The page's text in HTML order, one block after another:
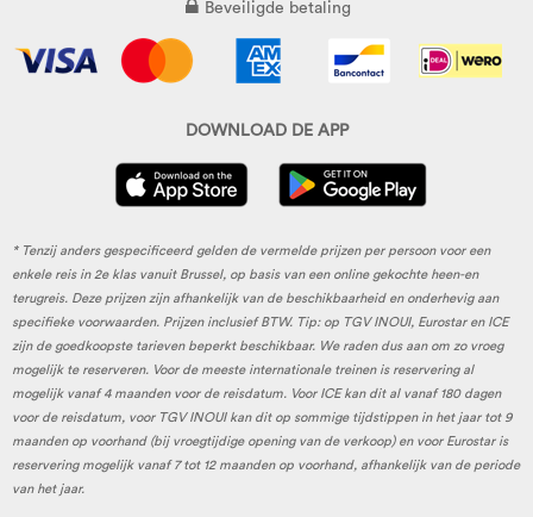
Beveiligde betaling
DOWNLOAD DE APP
* Tenzij anders gespecificeerd gelden de vermelde prijzen per persoon voor een
enkele reis in 2e klas vanuit Brussel, op basis van een online gekochte heen-en
terugreis. Deze prijzen zijn afhankelijk van de beschikbaarheid en onderhevig aan
specifieke voorwaarden. Prijzen inclusief BTW. Tip: op TGV INOUI, Eurostar en ICE
zijn de goedkoopste tarieven beperkt beschikbaar. We raden dus aan om zo vroeg
mogelijk te reserveren. Voor de meeste internationale treinen is reservering al
mogelijk vanaf 4 maanden voor de reisdatum. Voor ICE kan dit al vanaf 180 dagen
voor de reisdatum, voor TGV INOUI kan dit op sommige tijdstippen in het jaar tot 9
maanden op voorhand (bij vroegtijdige opening van de verkoop) en voor Eurostar is
reservering mogelijk vanaf 7 tot 12 maanden op voorhand, afhankelijk van de periode
van het jaar.